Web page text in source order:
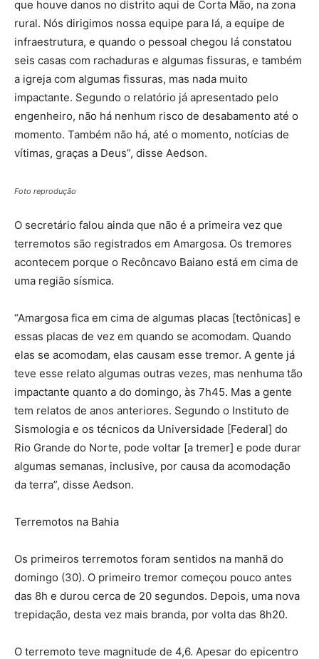
que houve danos no distrito aqui de Corta Mão, na zona
rural. Nós dirigimos nossa equipe para lá, a equipe de
infraestrutura, e quando o pessoal chegou lá constatou
seis casas com rachaduras e algumas fissuras, e também
a igreja com algumas fissuras, mas nada muito
impactante. Segundo o relatório já apresentado pelo
engenheiro, não há nenhum risco de desabamento até o
momento. Também não há, até o momento, notícias de
vítimas, graças a Deus”, disse Aedson.
Foto reprodução
O secretário falou ainda que não é a primeira vez que
terremotos são registrados em Amargosa. Os tremores
acontecem porque o Recôncavo Baiano está em cima de
uma região sísmica.
“Amargosa fica em cima de algumas placas [tectônicas] e
essas placas de vez em quando se acomodam. Quando
elas se acomodam, elas causam esse tremor. A gente já
teve esse relato algumas outras vezes, mas nenhuma tão
impactante quanto a do domingo, às 7h45. Mas a gente
tem relatos de anos anteriores. Segundo o Instituto de
Sismologia e os técnicos da Universidade [Federal] do
Rio Grande do Norte, pode voltar [a tremer] e pode durar
algumas semanas, inclusive, por causa da acomodação
da terra”, disse Aedson.
Terremotos na Bahia
Os primeiros terremotos foram sentidos na manhã do
domingo (30). O primeiro tremor começou pouco antes
das 8h e durou cerca de 20 segundos. Depois, uma nova
trepidação, desta vez mais branda, por volta das 8h20.
O terremoto teve magnitude de 4,6. Apesar do epicentro